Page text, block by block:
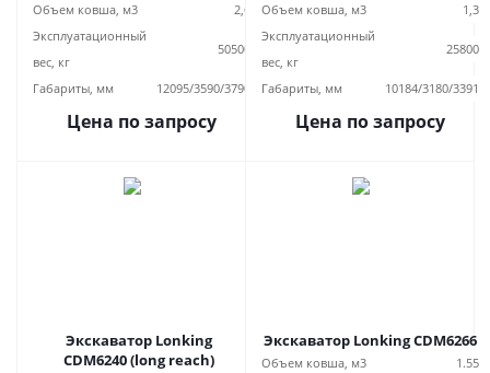
Объем ковша, м3
2,6
Эксплуатационный
вес, кг
50500
Габариты, мм 12095/3590/3790
Цена по запросу
Объем ковша, м3
1,3
Эксплуатационный
вес, кг
25800
Габариты, мм 10184/3180/3391
Цена по запросу
Экскаватор Lonking
CDM6240 (long reach)
Экскаватор Lonking CDM6266
Объем ковша, м3
1.55